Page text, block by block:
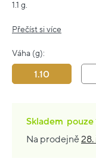
1.1 g.
Přečíst si více
Váha (g):
1.10
Skladem pouze
Na prodejně28.